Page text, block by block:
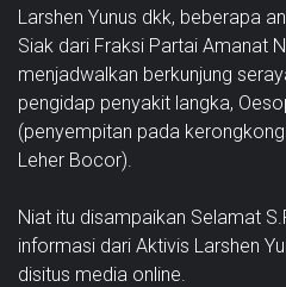
Larshen Yunus dkk, beberapa
Siak dari Fraksi Partai Amanat
menjadwalkan berkunjung
pengidap penyakit langka,
(penyempitan pada
Leher Bocor).
Niat itu disampaikan Selamat
informasi dari Aktivis Larshen
disitus media online.